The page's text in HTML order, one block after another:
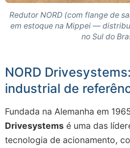
Redutor NORD (com flange de
em estoque na Mippei —
no Sul do
NORD
industrial de
Fundada na Alemanha em
Drivesystems é uma das
tecnologia de acionamento,